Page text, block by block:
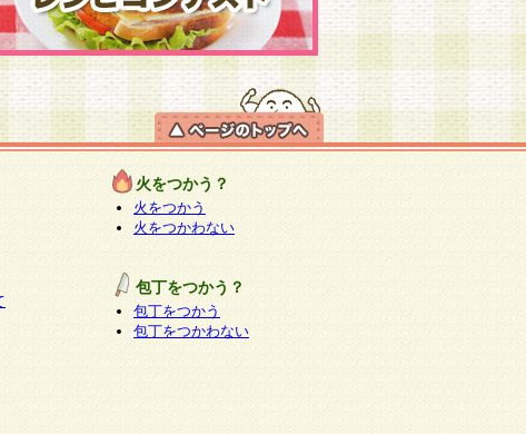
火をつかう？
火をつかう
火をつかわない
包丁をつかう？
包丁をつかう
包丁をつかわない